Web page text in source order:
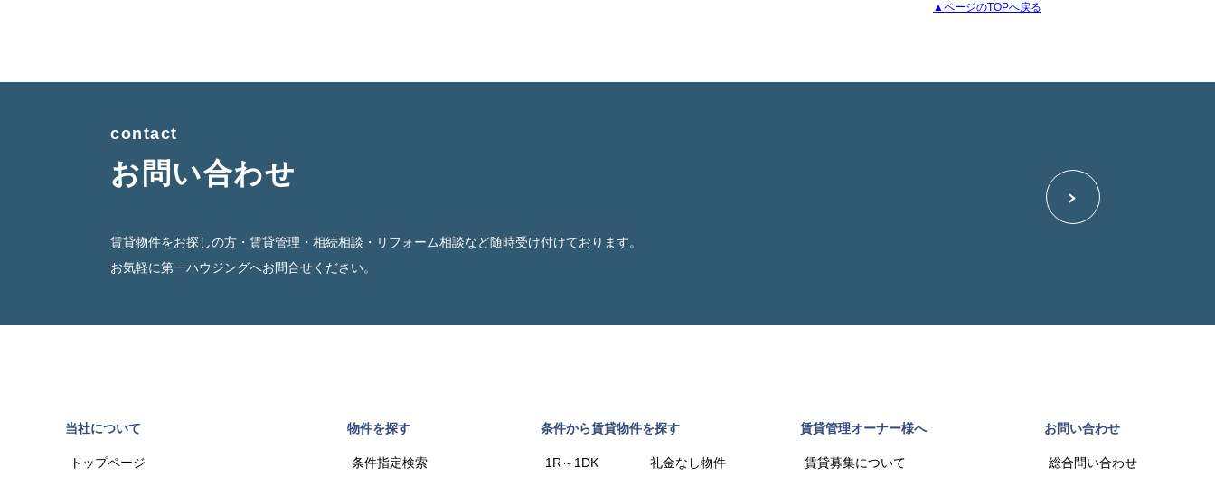
▲ページのTOPへ戻る
contact
お問い合わせ
賃貸物件をお探しの方・賃貸管理・相続相談・リフォーム相談など随時受け付けております。
お気軽に第一ハウジングへお問合せください。
当社について
トップページ
物件を探す
条件指定検索
条件から賃貸物件を探す
1R～1DK 礼金なし物件
賃貸管理オーナー様へ
賃貸募集について
お問い合わせ
総合問い合わせ